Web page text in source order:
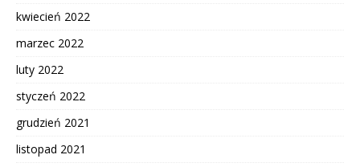
kwiecień 2022
marzec 2022
luty 2022
styczeń 2022
grudzień 2021
listopad 2021